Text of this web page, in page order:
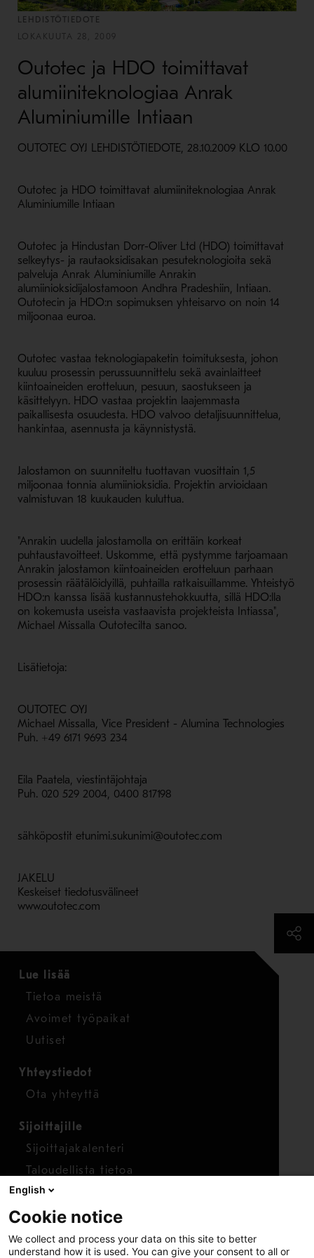
LEHDISTÖTIEDOTE
LOKAKUUTA 28, 2009
Outotec ja HDO toimittavat
alumiiniteknologiaa Anrak
Aluminiumille Intiaan
OUTOTEC OYJ LEHDISTÖTIEDOTE, 28.10.2009 KLO 10.00
Outotec ja HDO toimittavat alumiiniteknologiaa Anrak
Aluminiumille Intiaan
Outotec ja Hindustan Dorr-Oliver Ltd (HDO) toimittavat
selkeytys- ja rautaoksidisakan pesuteknologioita sekä
palveluja Anrak Aluminiumille Anrakin
alumiinioksidijalostamoon Andhra Pradeshiin, Intiaan.
Outotecin ja HDO:n sopimuksen yhteisarvo on noin 14
miljoonaa euroa.
Outotec vastaa teknologiapaketin toimituksesta, johon
kuuluu prosessin perussuunnittelu sekä avainlaitteet
kiintoaineiden erotteluun, pesuun, saostukseen ja
käsittelyyn. HDO vastaa projektin laajemmasta
paikallisesta osuudesta. HDO valvoo detaljisuunnittelua,
hankintaa, asennusta ja käynnistystä.
Jalostamon on suunniteltu tuottavan vuosittain 1,5
miljoonaa tonnia alumiinioksidia. Projektin arvioidaan
valmistuvan 18 kuukauden kuluttua.
"Anrakin uudella jalostamolla on erittäin korkeat
puhtaustavoitteet. Uskomme, että pystymme tarjoamaan
Anrakin jalostamon kiintoaineiden erotteluun parhaan
prosessin räätälöidyillä, puhtailla ratkaisuillamme. Yhteistyö
HDO:n kanssa lisää kustannustehokkuutta, sillä HDO:lla
on kokemusta useista vastaavista projekteista Intiassa",
Michael Missalla Outotecilta sanoo.
Lisätietoja:
OUTOTEC OYJ
Michael Missalla, Vice President - Alumina Technologies
Puh. +49 6171 9693 234
Eila Paatela, viestintäjohtaja
Puh. 020 529 2004, 0400 817198
sähköpostit etunimi.sukunimi@outotec.com
JAKELU
Keskeiset tiedotusvälineet
www.outotec.com
Lue lisää
Tietoa meistä
Avoimet työpaikat
Uutiset
Yhteystiedot
Ota yhteyttä
Sijoittajille
Sijoittajakalenteri
Taloudellista tietoa
Osakkeet
Raportoi huolenaihe
Whistleblower-työkalu
English
Cookie notice
We collect and process your data on this site to better
understand how it is used. You can give your consent to all or